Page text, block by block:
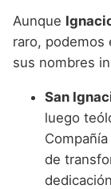
Aunque
raro, podemos
sus nombres
San
luego
de